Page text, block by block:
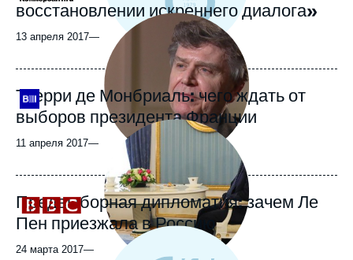
восстановлении искреннего диалога»
13 апреля 2017—
Logo
Image
principale
médiatique
Тьерри де Монбриаль: чего ждать от
выборов президента Франции
11 апреля 2017—
Logo
Image
principale
médiatique
Предвыборная дипломатия: зачем Ле
Пен приезжала в Россию
24 марта 2017—